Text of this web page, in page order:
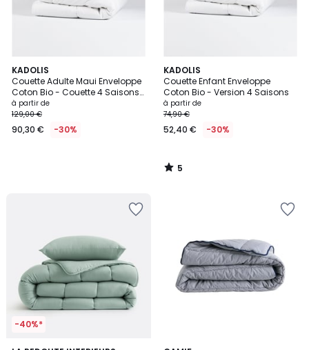
KADOLIS
Couette Adulte Maui Enveloppe
Coton Bio - Couette 4 Saisons
pour lit 2 personnes - Douce et
Confortable - OEKO-TEX®
à partir de
129,00 €
90,30 € -30%
KADOLIS
Couette Enfant Enveloppe
Coton Bio - Version 4 Saisons
à partir de
74,90 €
52,40 € -30%
5
/
5
5
/
-40%*